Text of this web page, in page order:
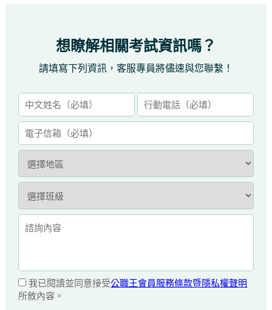
想瞭解相關考試資訊嗎？
請填寫下列資訊，客服專員將儘速與您聯繫！
我已閱讀並同意接受公職王會員服務條款暨隱私權聲明
所敘內容。